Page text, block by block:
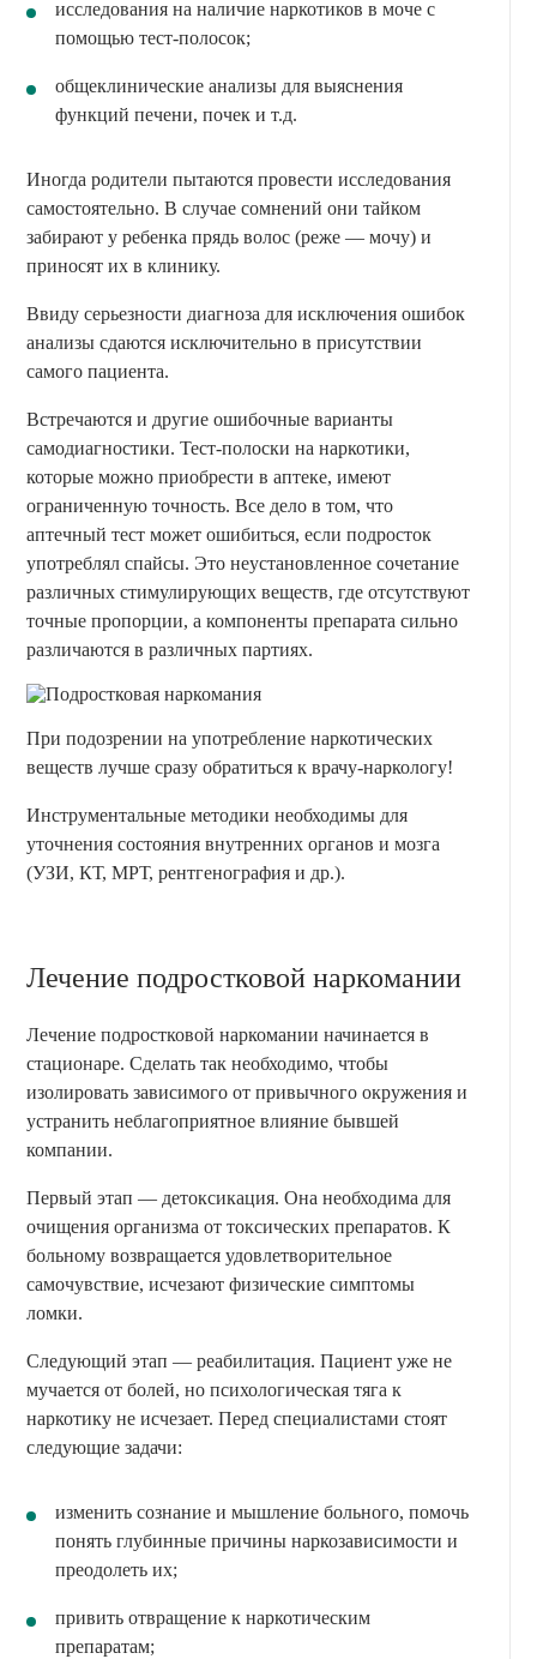
исследования на наличие наркотиков в моче с
помощью тест-полосок;
общеклинические анализы для выяснения
функций печени, почек и т.д.
Иногда родители пытаются провести исследования
самостоятельно. В случае сомнений они тайком
забирают у ребенка прядь волос (реже — мочу) и
приносят их в клинику.
Ввиду серьезности диагноза для исключения ошибок
анализы сдаются исключительно в присутствии
самого пациента.
Встречаются и другие ошибочные варианты
самодиагностики. Тест-полоски на наркотики,
которые можно приобрести в аптеке, имеют
ограниченную точность. Все дело в том, что
аптечный тест может ошибиться, если подросток
употреблял спайсы. Это неустановленное сочетание
различных стимулирующих веществ, где отсутствуют
точные пропорции, а компоненты препарата сильно
различаются в различных партиях.
При подозрении на употребление наркотических
веществ лучше сразу обратиться к врачу-наркологу!
Инструментальные методики необходимы для
уточнения состояния внутренних органов и мозга
(УЗИ, КТ, МРТ, рентгенография и др.).
Лечение подростковой наркомании
Лечение подростковой наркомании начинается в
стационаре. Сделать так необходимо, чтобы
изолировать зависимого от привычного окружения и
устранить неблагоприятное влияние бывшей
компании.
Первый этап — детоксикация. Она необходима для
очищения организма от токсических препаратов. К
больному возвращается удовлетворительное
самочувствие, исчезают физические симптомы
ломки.
Следующий этап — реабилитация. Пациент уже не
мучается от болей, но психологическая тяга к
наркотику не исчезает. Перед специалистами стоят
следующие задачи:
изменить сознание и мышление больного, помочь
понять глубинные причины наркозависимости и
преодолеть их;
привить отвращение к наркотическим
препаратам;